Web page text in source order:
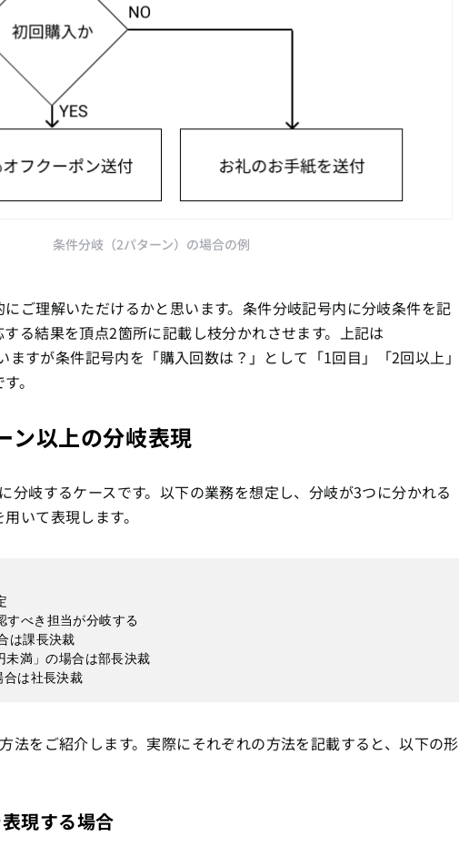
条件分岐（2パターン）の場合の例
ご理解いただけるかと思います。条件分岐記号内に分岐条件を記
る結果を頂点2箇所に記載し枝分かれさせます。上記は
ますが条件記号内を「購入回数は？」として「1回目」「2回以上」
。
ン以上の分岐表現
分岐するケースです。以下の業務を想定し、分岐が3つに分かれる
いて表現します。
すべき担当が分岐する
は課長決裁
未満」の場合は部長決裁
合は社長決裁
法をご紹介します。実際にそれぞれの方法を記載すると、以下の形
現する場合